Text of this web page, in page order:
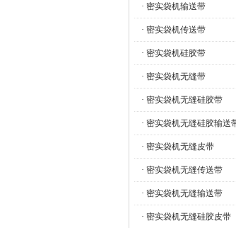
· 密实袋机输送带
· 密实袋机传送带
· 密实袋机硅胶带
· 密实袋机无缝带
· 密实袋机无缝硅胶带
· 密实袋机无缝硅胶输送
· 密实袋机无缝皮带
· 密实袋机无缝传送带
· 密实袋机无缝输送带
· 密实袋机无缝硅胶皮带